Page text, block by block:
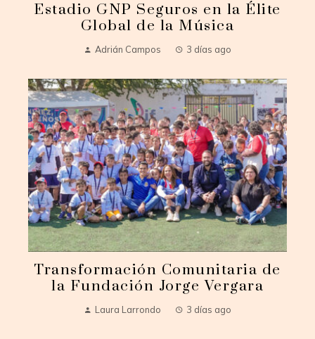
Estadio GNP Seguros en la Élite
Global de la Música
Adrián Campos 3 días ago
Transformación Comunitaria de
la Fundación Jorge Vergara
Laura Larrondo 3 días ago